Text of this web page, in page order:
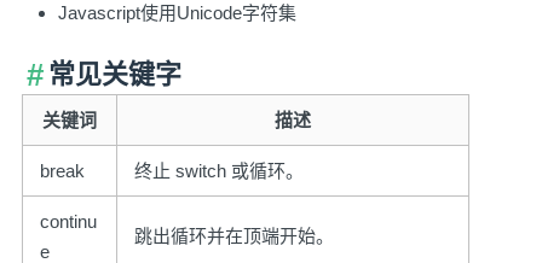
Javascript使用Unicode字符集
常见关键字
关键词 描述
break 终止 switch 或循环。
continu
e
跳出循环并在顶端开始。